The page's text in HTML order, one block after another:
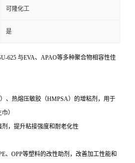
可隆化工
是
625 与EVA、APAO等多种聚合物相容性佳
、热熔压敏胶（HMPSA）的增粘剂，用于
）
，提升粘接强度和耐老化性
、OPP等塑料的改性助剂，改善加工性能和